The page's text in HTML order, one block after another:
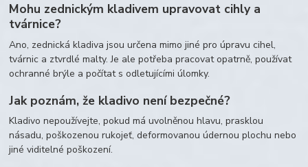
Mohu zednickým kladivem upravovat cihly a
tvárnice?
Ano, zednická kladiva jsou určena mimo jiné pro úpravu cihel,
tvárnic a ztvrdlé malty. Je ale potřeba pracovat opatrně, používat
ochranné brýle a počítat s odletujícími úlomky.
Jak poznám, že kladivo není bezpečné?
Kladivo nepoužívejte, pokud má uvolněnou hlavu, prasklou
násadu, poškozenou rukojeť, deformovanou údernou plochu nebo
jiné viditelné poškození.